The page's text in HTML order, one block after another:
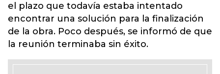
el plazo que todavía estaba intentado
encontrar una solución para la finalización
de la obra. Poco después, se informó de que
la reunión terminaba sin éxito.